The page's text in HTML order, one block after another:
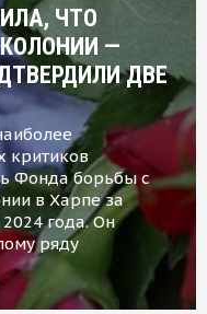
ЧТО
—
ДВЕ
критиков
Фонда борьбы с
в Харпе за
года. Он
ряду